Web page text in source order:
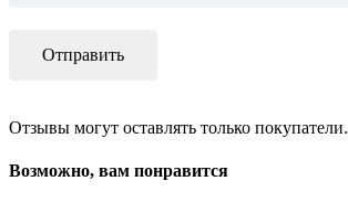
Отзывы могут оставлять только покупатели.
Возможно, вам понравится